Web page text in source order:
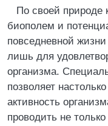
По своей природе
биополем и
повседневной жизни
лишь для
организма.
позволяет
активность
проводить не